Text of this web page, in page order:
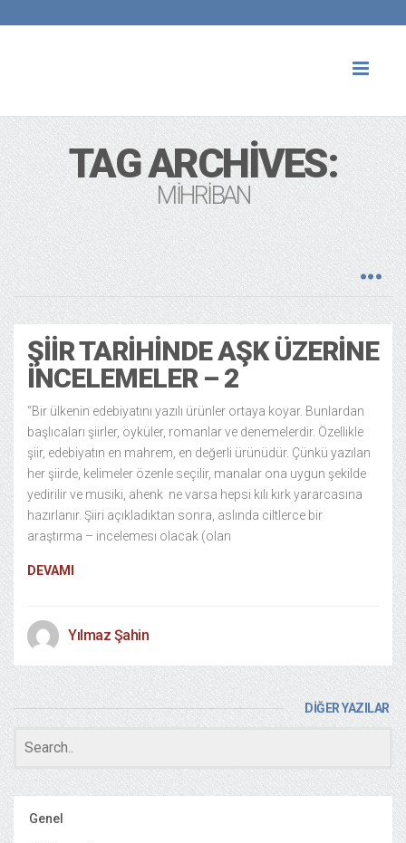
TAG ARCHIVES:
MIHRIBAN
ŞIIR TARIHINDE AŞK ÜZERINE
İNCELEMELER – 2
“Bir ülkenin edebiyatını yazılı ürünler ortaya koyar. Bunlardan
başlıcaları şiirler, öyküler, romanlar ve denemelerdir. Özellikle
şiir, edebiyatın en mahrem, en değerli ürünüdür. Çünkü yazılan
her şiirde, kelimeler özenle seçilir, manalar ona uygun şekilde
yedirilir ve musiki, ahenk ne varsa hepsi kılı kırk yararcasına
hazırlanır. Şiiri açıkladıktan sonra, aslında ciltlerce bir
araştırma – incelemesi olacak (olan
DEVAMI
Yılmaz Şahin
DİĞER YAZILAR
Genel